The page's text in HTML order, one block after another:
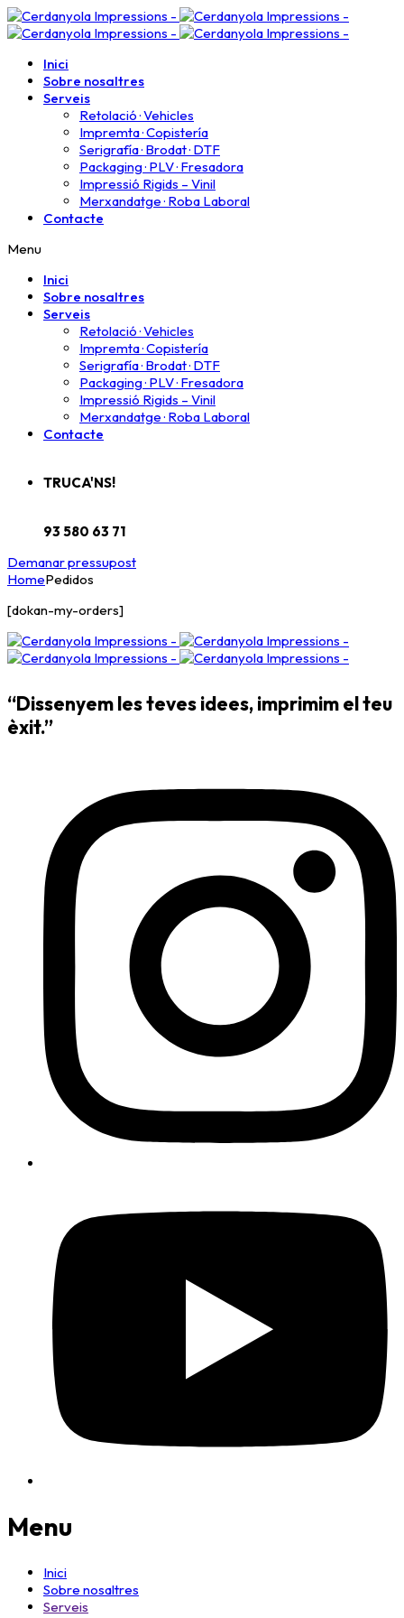
Inici
Sobre nosaltres
Serveis
Retolació · Vehicles
Impremta · Copistería​
Serigrafía · Brodat · DTF
Packaging · PLV · Fresadora
Impressió Rigids – Vinil
Merxandatge · Roba Laboral
Contacte
Menu
Inici
Sobre nosaltres
Serveis
Retolació · Vehicles
Impremta · Copistería​
Serigrafía · Brodat · DTF
Packaging · PLV · Fresadora
Impressió Rigids – Vinil
Merxandatge · Roba Laboral
Contacte
TRUCA'NS!
93 580 63 71
Demanar pressupost
HomePedidos
[dokan-my-orders]
“Dissenyem les teves idees, imprimim el teu
èxit.”
Menu
Inici
Sobre nosaltres
Serveis